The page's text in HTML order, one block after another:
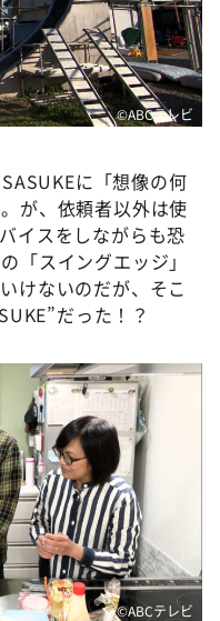
©ABCテレビ
に「想像の何
が、依頼者以外は使
イスをしながらも恐
「スイングエッジ」
けないのだが、そこ
だった！？
©ABCテレビ